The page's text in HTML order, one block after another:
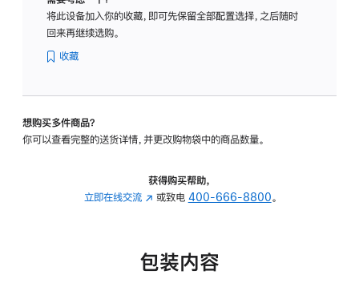
璃
转
的
将此设备加入你的收藏，即可先保留全部配置选择，之后随时
回来再继续选购。
收藏
想购买多件商品？
你可以查看完整的送货详情，并更改购物袋中的商品数量。
获得购买帮助，
立即在线交流 (在
中
或致电 400-666-8800。
包装内容